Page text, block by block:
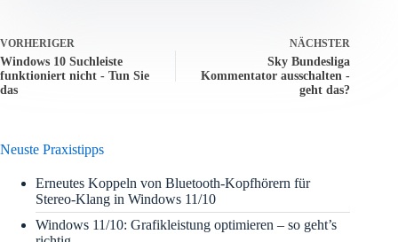
VORHERIGER
Windows 10 Suchleiste
funktioniert nicht - Tun Sie
das
NÄCHSTER
Sky Bundesliga
Kommentator ausschalten -
geht das?
Neuste Praxistipps
Erneutes Koppeln von Bluetooth-Kopfhörern für
Stereo-Klang in Windows 11/10
Windows 11/10: Grafikleistung optimieren – so geht’s